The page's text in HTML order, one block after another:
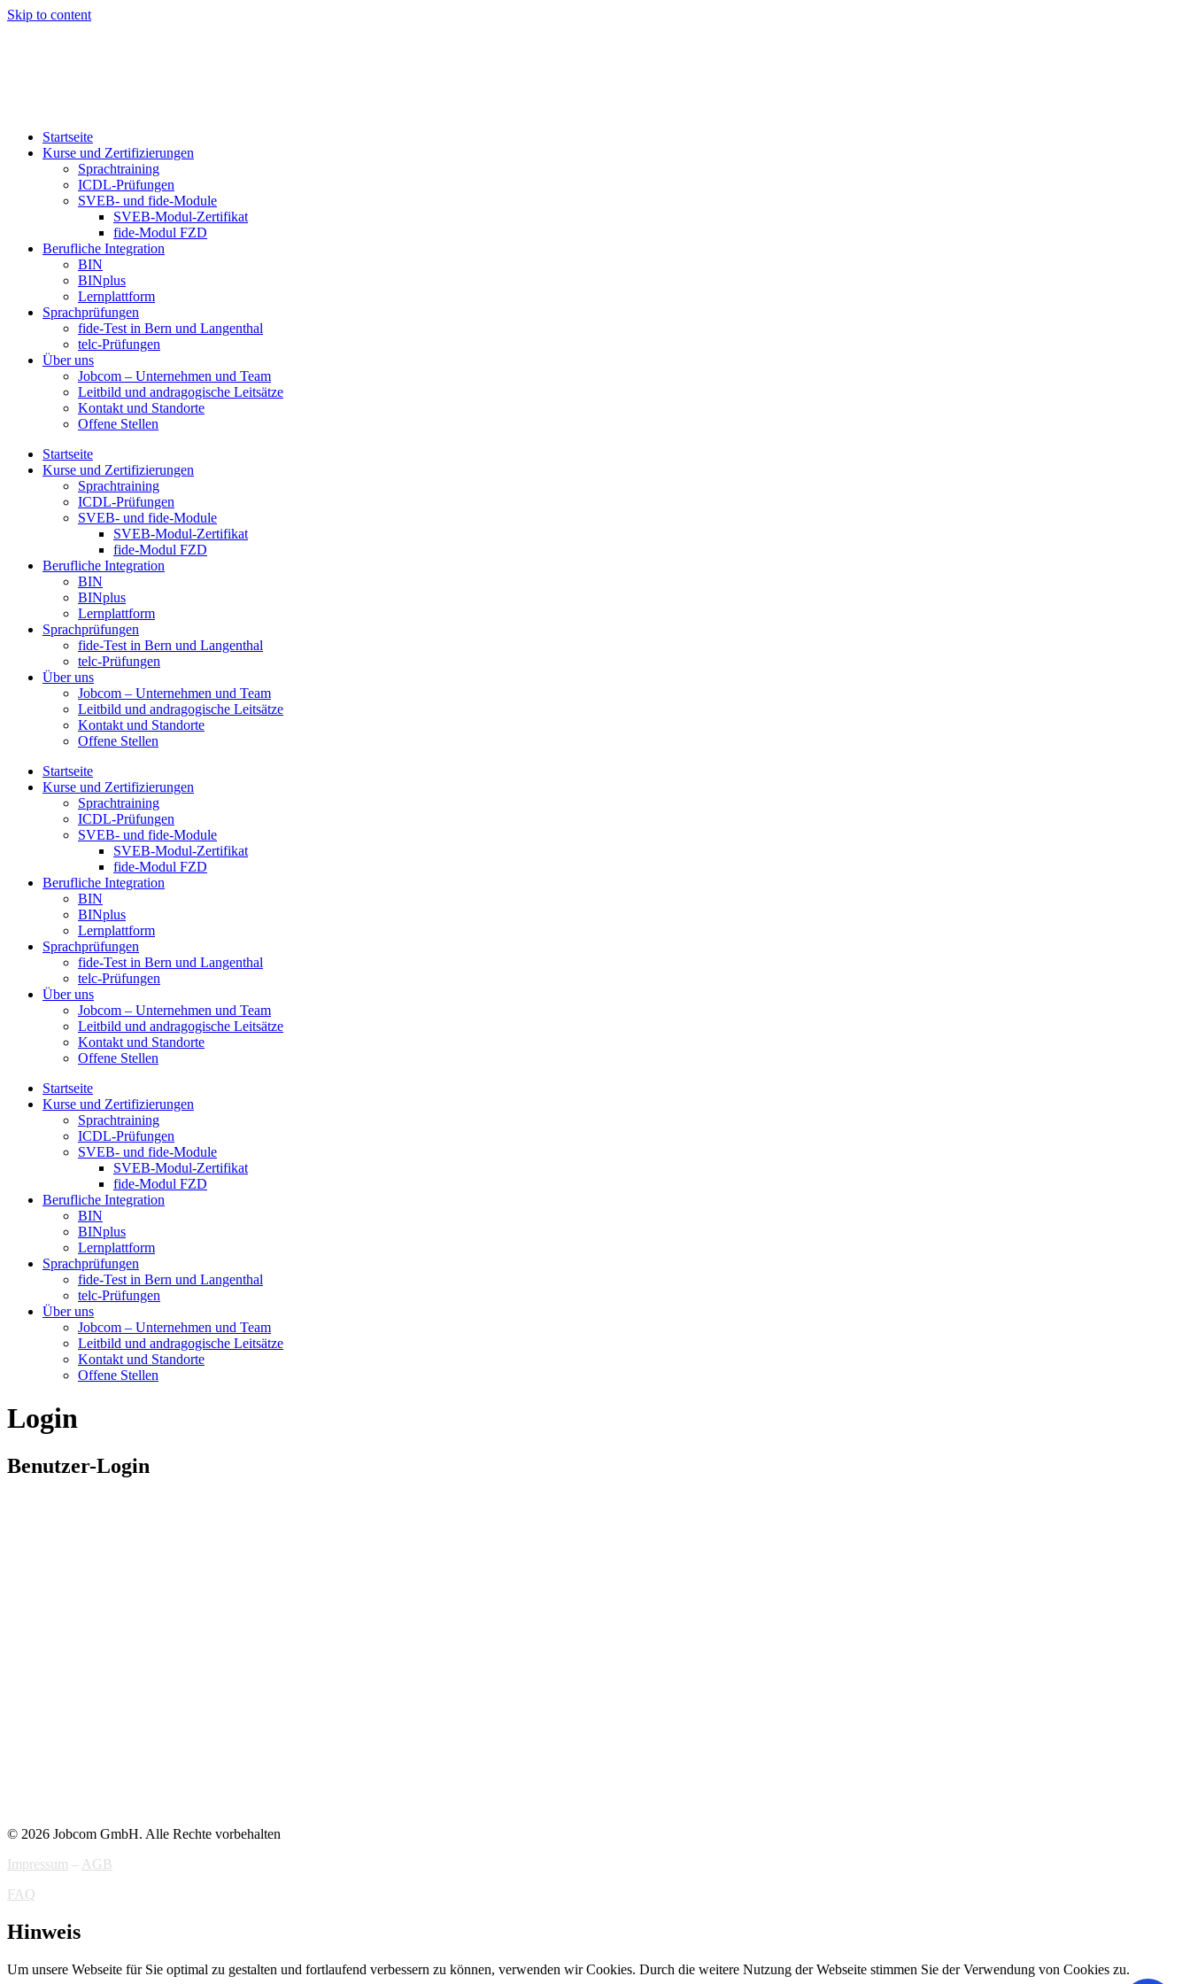
Skip to content
Startseite
Kurse und Zertifizierungen
Sprachtraining
ICDL-Prüfungen
SVEB- und fide-Module
SVEB-Modul-Zertifikat
fide-Modul FZD
Berufliche Integration
BIN
BINplus
Lernplattform
Sprachprüfungen
fide-Test in Bern und Langenthal
telc-Prüfungen
Über uns
Jobcom – Unternehmen und Team
Leitbild und andragogische Leitsätze
Kontakt und Standorte
Offene Stellen
Startseite
Kurse und Zertifizierungen
Sprachtraining
ICDL-Prüfungen
SVEB- und fide-Module
SVEB-Modul-Zertifikat
fide-Modul FZD
Berufliche Integration
BIN
BINplus
Lernplattform
Sprachprüfungen
fide-Test in Bern und Langenthal
telc-Prüfungen
Über uns
Jobcom – Unternehmen und Team
Leitbild und andragogische Leitsätze
Kontakt und Standorte
Offene Stellen
Startseite
Kurse und Zertifizierungen
Sprachtraining
ICDL-Prüfungen
SVEB- und fide-Module
SVEB-Modul-Zertifikat
fide-Modul FZD
Berufliche Integration
BIN
BINplus
Lernplattform
Sprachprüfungen
fide-Test in Bern und Langenthal
telc-Prüfungen
Über uns
Jobcom – Unternehmen und Team
Leitbild und andragogische Leitsätze
Kontakt und Standorte
Offene Stellen
Startseite
Kurse und Zertifizierungen
Sprachtraining
ICDL-Prüfungen
SVEB- und fide-Module
SVEB-Modul-Zertifikat
fide-Modul FZD
Berufliche Integration
BIN
BINplus
Lernplattform
Sprachprüfungen
fide-Test in Bern und Langenthal
telc-Prüfungen
Über uns
Jobcom – Unternehmen und Team
Leitbild und andragogische Leitsätze
Kontakt und Standorte
Offene Stellen
Login
Benutzer-Login
© 2026 Jobcom GmbH. Alle Rechte vorbehalten
Impressum – AGB
FAQ
Hinweis
Um unsere Webseite für Sie optimal zu gestalten und fortlaufend verbessern zu können, verwenden wir Cookies. Durch die weitere Nutzung der Webseite stimmen Sie der Verwendung von Cookies zu.